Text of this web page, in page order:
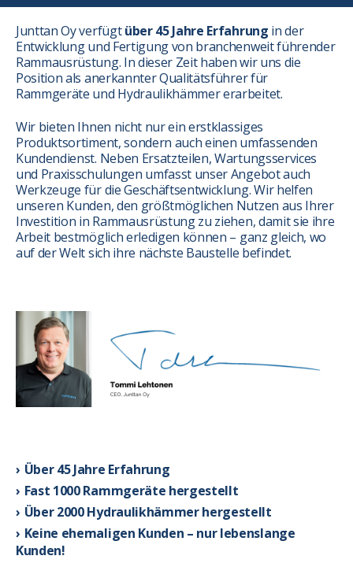
Junttan Oy verfügtüber 45 Jahre Erfahrung in der
Entwicklung und Fertigung von branchenweit führender
Rammausrüstung. In dieser Zeit haben wir uns die
Position als anerkannter Qualitätsführer für
Rammgeräte und Hydraulikhämmer erarbeitet.
Wir bieten Ihnen nicht nur ein erstklassiges
Produktsortiment, sondern auch einen umfassenden
Kundendienst. Neben Ersatzteilen, Wartungsservices
und Praxisschulungen umfasst unser Angebot auch
Werkzeuge für die Geschäftsentwicklung. Wir helfen
unseren Kunden, den größtmöglichen Nutzen aus Ihrer
Investition in Rammausrüstung zu ziehen, damit sie ihre
Arbeit bestmöglich erledigen können – ganz gleich, wo
auf der Welt sich ihre nächste Baustelle befindet.
Über 45 Jahre Erfahrung
Fast 1000 Rammgeräte hergestellt
Über 2000 Hydraulikhämmer hergestellt
Keine ehemaligen Kunden – nur lebenslange
Kunden!